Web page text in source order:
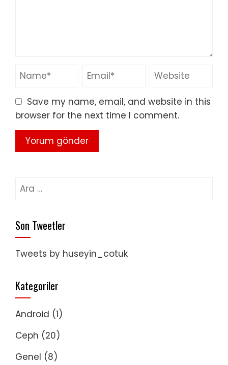
Save my name, email, and website in this
browser for the next time I comment.
Arama:
Son Tweetler
Tweets by huseyin_cotuk
Kategoriler
Android (1)
Ceph (20)
Genel (8)